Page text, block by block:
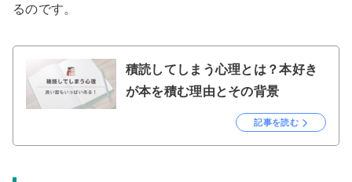
るのです。
積読してしまう心理とは？本好き
が本を積む理由とその背景
記事を読む